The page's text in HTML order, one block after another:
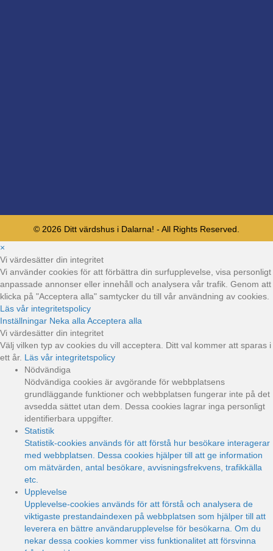
© 2026 Ditt värdshus i Dalarna! - All Rights Reserved.
×
Vi värdesätter din integritet
Vi använder cookies för att förbättra din surfupplevelse, visa personligt
anpassade annonser eller innehåll och analysera vår trafik. Genom att
klicka på "Acceptera alla" samtycker du till vår användning av cookies.
Läs vår integritetspolicy
Inställningar Neka alla Acceptera alla
Vi värdesätter din integritet
Välj vilken typ av cookies du vill acceptera. Ditt val kommer att sparas i
ett år. Läs vår integritetspolicy
Nödvändiga
Nödvändiga cookies är avgörande för webbplatsens
grundläggande funktioner och webbplatsen fungerar inte på det
avsedda sättet utan dem. Dessa cookies lagrar inga personligt
identifierbara uppgifter.
Statistik
Statistik-cookies används för att förstå hur besökare interagerar
med webbplatsen. Dessa cookies hjälper till att ge information
om mätvärden, antal besökare, avvisningsfrekvens, trafikkälla
etc.
Upplevelse
Upplevelse-cookies används för att förstå och analysera de
viktigaste prestandaindexen på webbplatsen som hjälper till att
leverera en bättre användarupplevelse för besökarna. Om du
nekar dessa cookies kommer viss funktionalitet att försvinna